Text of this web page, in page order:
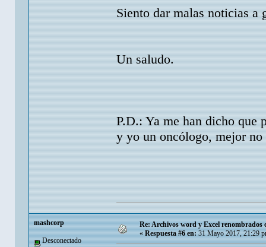
Siento dar malas noticias
Un saludo.
P.D.: Ya me han dicho que
y yo un oncólogo, mejor
mashcorp
Desconectado
Re: Archivos word y Excel renombrados
«Respuesta #6 en:31 Mayo 2017, 21:29